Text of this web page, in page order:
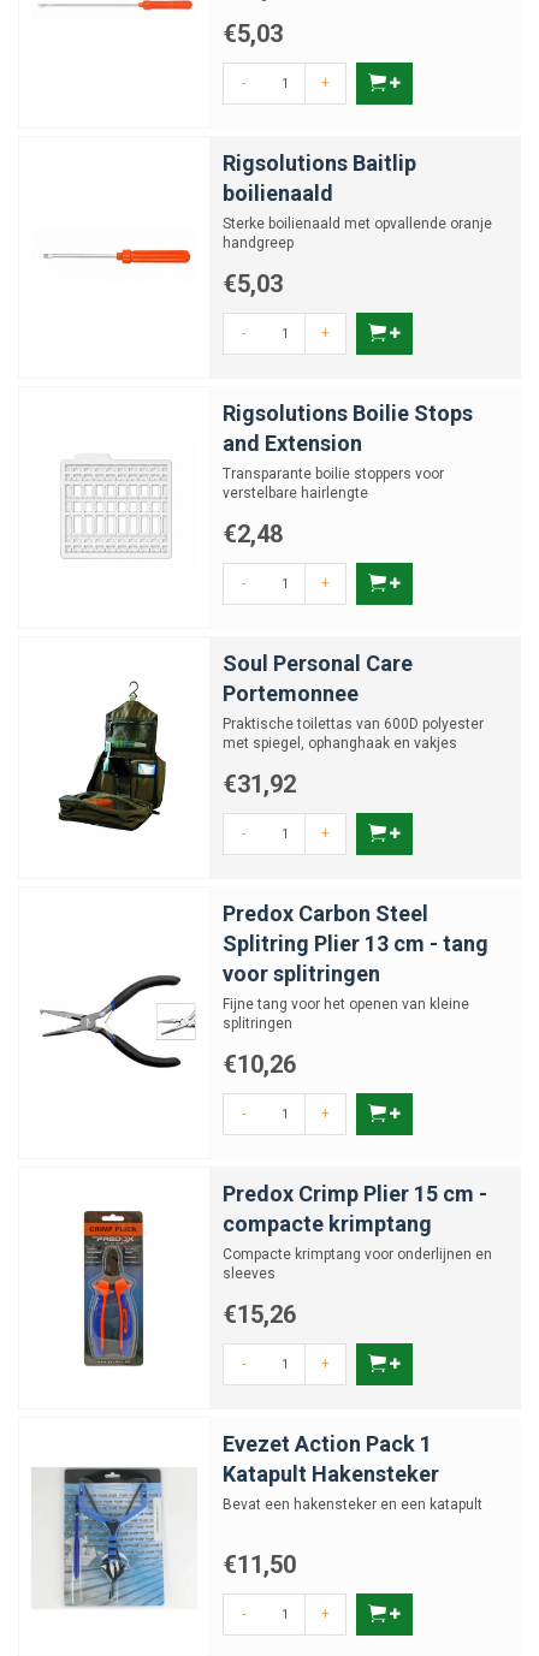
€5,03
- +
Rigsolutions Baitlip
boilienaald
Sterke boilienaald met opvallende oranje
handgreep
€5,03
- +
Rigsolutions Boilie Stops
and Extension
Transparante boilie stoppers voor
verstelbare hairlengte
€2,48
- +
Soul Personal Care
Portemonnee
Praktische toilettas van 600D polyester
met spiegel, ophanghaak en vakjes
€31,92
- +
Predox Carbon Steel
Splitring Plier 13 cm - tang
voor splitringen
Fijne tang voor het openen van kleine
splitringen
€10,26
- +
Predox Crimp Plier 15 cm -
compacte krimptang
Compacte krimptang voor onderlijnen en
sleeves
€15,26
- +
Evezet Action Pack 1
Katapult Hakensteker
Bevat een hakensteker en een katapult
€11,50
- +